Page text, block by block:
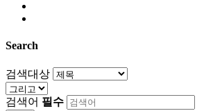
Search
검색대상
검색어 필수